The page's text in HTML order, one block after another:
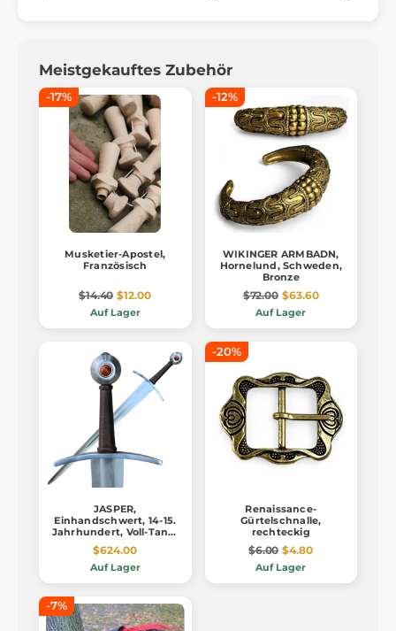
Meistgekauftes Zubehör
-17%
Musketier-Apostel,
Französisch
$14.40 $12.00
Auf Lager
-12%
WIKINGER ARMBADN,
Hornelund, Schweden,
Bronze
$72.00 $63.60
Auf Lager
JASPER,
Einhandschwert, 14-15.
Jahrhundert, Voll-Tang,
mit Stein
$624.00
Auf Lager
-20%
Renaissance-
Gürtelschnalle,
rechteckig
$6.00 $4.80
Auf Lager
-7%